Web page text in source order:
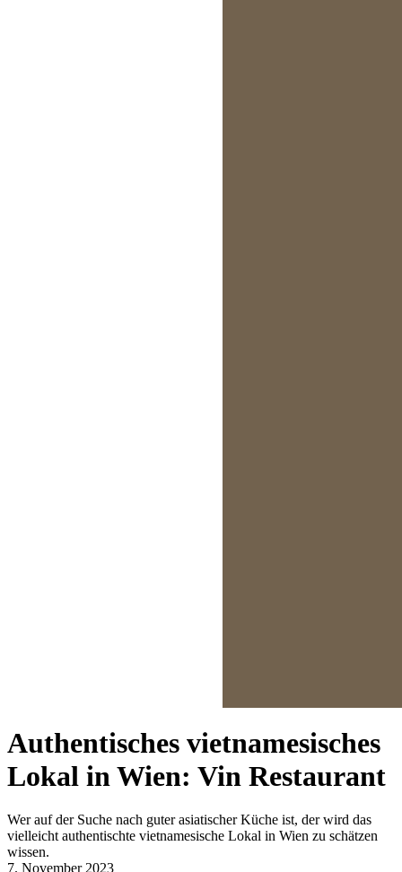
Authentisches vietnamesisches
Lokal in Wien: Vin Restaurant
Wer auf der Suche nach guter asiatischer Küche ist, der wird das
vielleicht authentischte vietnamesische Lokal in Wien zu schätzen
wissen.
7. November 2023